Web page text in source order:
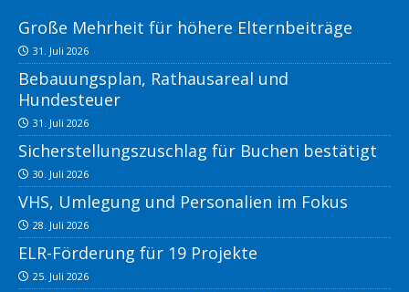
Große Mehrheit für höhere Elternbeiträge
31. Juli 2026
Bebauungsplan, Rathausareal und
Hundesteuer
31. Juli 2026
Sicherstellungszuschlag für Buchen bestätigt
30. Juli 2026
VHS, Umlegung und Personalien im Fokus
28. Juli 2026
ELR-Förderung für 19 Projekte
25. Juli 2026